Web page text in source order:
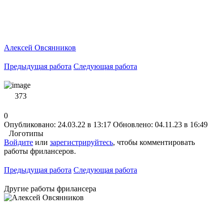
Алексей Овсянников
Предыдущая работа Следующая работа
373
0
Опубликовано: 24.03.22 в 13:17 Обновлено: 04.11.23 в 16:49
Логотипы
Войдите или зарегистрируйтесь, чтобы комментировать
работы фрилансеров.
Предыдущая работа Следующая работа
Другие работы фрилансера